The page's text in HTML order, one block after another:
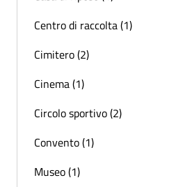
Centro di raccolta (1)
Cimitero (2)
Cinema (1)
Circolo sportivo (2)
Convento (1)
Museo (1)